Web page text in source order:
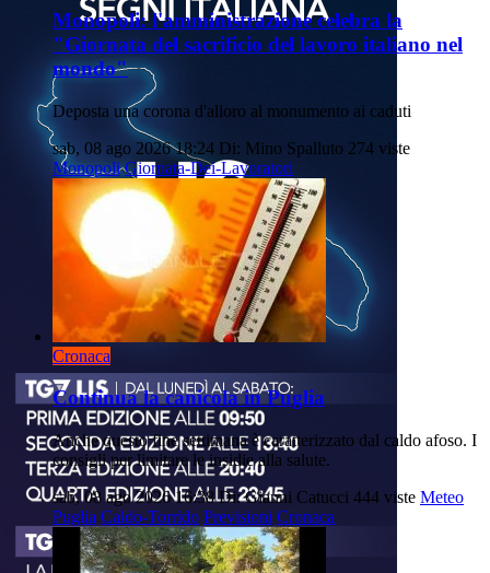
Monopoli: l'amministrazione celebra la
"Giornata del sacrificio del lavoro italiano nel
mondo"
Deposta una corona d'alloro al monumento ai caduti
sab, 08 ago 2026 18:24 Di: Mino Spalluto 274 viste
Monopoli Giornata-Dei-Lavoratori
Cronaca
Continua la canicola in Puglia
Anche questo fine settimana è caratterizzato dal caldo afoso. I
consigli per limitare le insidie alla salute.
sab, 08 ago 2026 16:38 Di: Gianni Catucci 444 viste Meteo
Puglia Caldo-Torrido Previsioni Cronaca